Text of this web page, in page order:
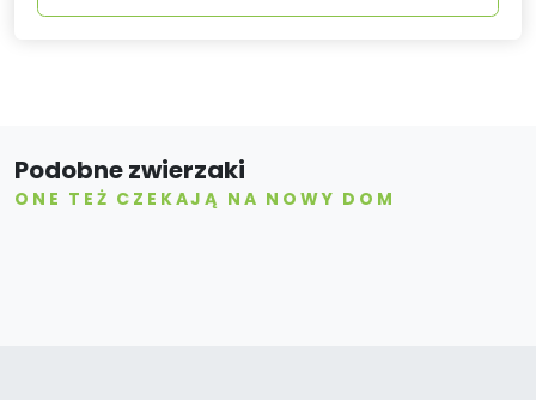
Podobne zwierzaki
ONE TEŻ CZEKAJĄ NA NOWY DOM